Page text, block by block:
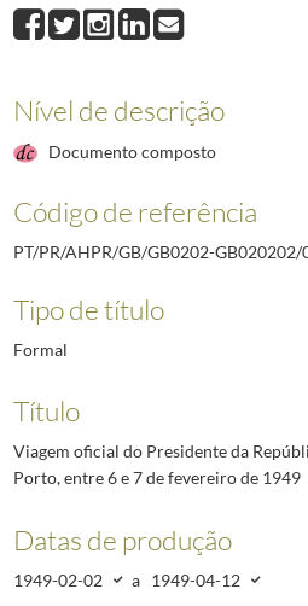
0234Viagem oficial do Presidente
0235Viagem oficial do Presidente
0237
Viagem oficial do Presidente
Viagem oficial do Presidente
0239Viagem de caráter não oficial
5903Deslocação do Presidente da
Nível de descrição
Documento composto
Código de referência
PT/PR/AHPR/GB/GB0202-GB020202/
Tipo de título
Formal
Título
Viagem oficial do Presidente da
Porto, entre 6 e 7 de fevereiro de 1949
Datas de produção
1949-02-02 a 1949-04-12